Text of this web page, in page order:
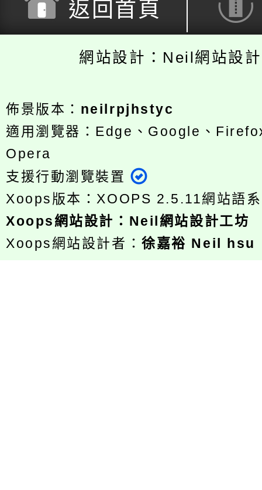
返回首頁
網站設計：Neil網站設
佈景版本： neilrpjhstyc
適用瀏覽器：Edge、Google、
Opera
支援行動瀏覽裝置
Xoops版本： XOOPS 2.5.11網站語
Xoops網站設計 ： Neil網站設計工坊
Xoops網站設計者：徐嘉裕 Neil hsu